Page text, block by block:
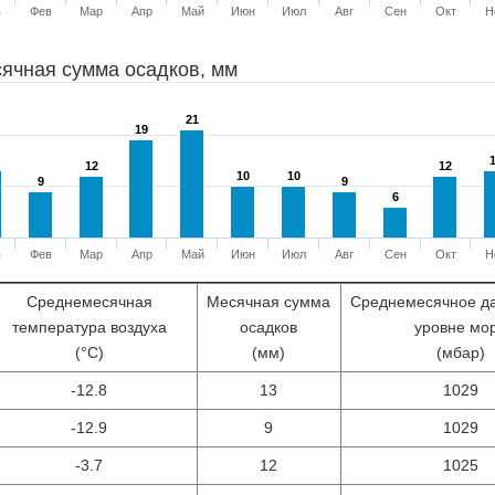
Фев Мар Апр Май Июн Июл Авг Сен Окт
сумма осадков, мм
9
9
12
12
19
19
21
21
10
10 10
10 9
9
6
6
12
12
Фев Мар Апр Май Июн Июл Авг Сен Окт
Среднемесячная
температура воздуха
(°С)
Месячная сумма
осадков
(мм)
Среднемесячное
уровне
(мбар)
-12.8 13 1029
-12.9 9 1029
-3.7 12 1025